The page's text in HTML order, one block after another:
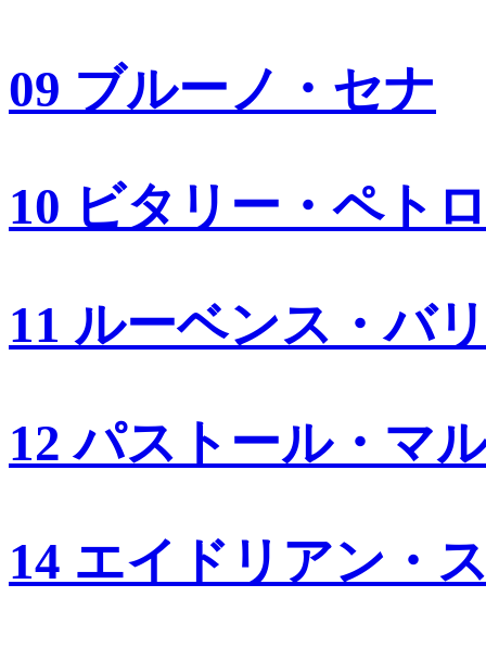
09 ブルーノ・セナ
10 ビタリー・ペト
11 ルーベンス・バ
12 パストール・マ
14 エイドリアン・